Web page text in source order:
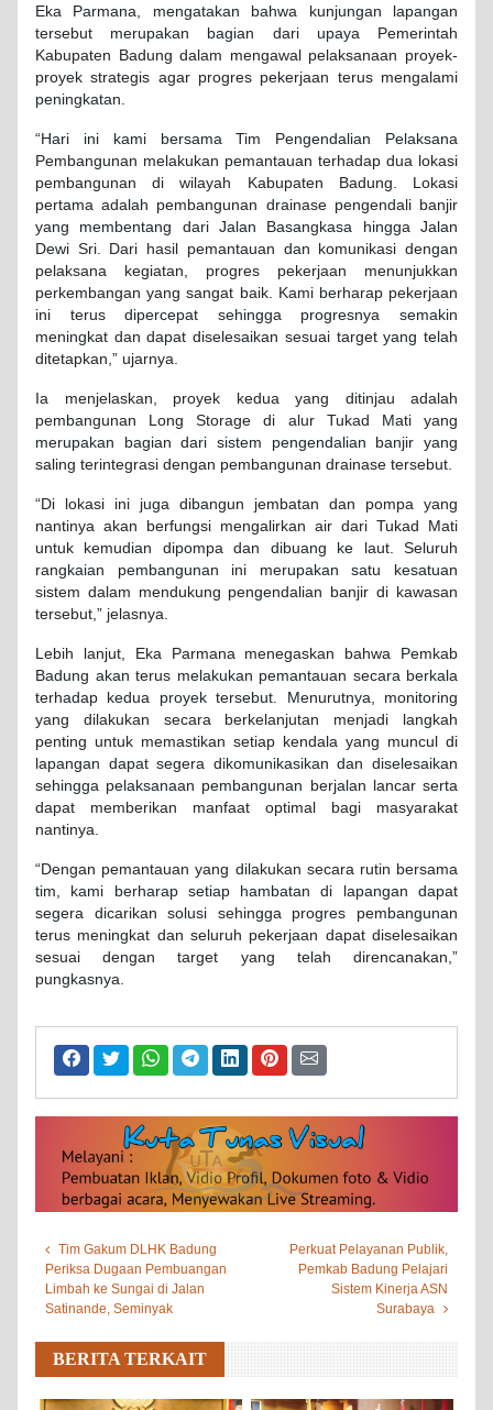
Eka Parmana, mengatakan bahwa kunjungan lapangan
tersebut merupakan bagian dari upaya Pemerintah
Kabupaten Badung dalam mengawal pelaksanaan proyek-
proyek strategis agar progres pekerjaan terus mengalami
peningkatan.
“Hari ini kami bersama Tim Pengendalian Pelaksana
Pembangunan melakukan pemantauan terhadap dua lokasi
pembangunan di wilayah Kabupaten Badung. Lokasi
pertama adalah pembangunan drainase pengendali banjir
yang membentang dari Jalan Basangkasa hingga Jalan
Dewi Sri. Dari hasil pemantauan dan komunikasi dengan
pelaksana kegiatan, progres pekerjaan menunjukkan
perkembangan yang sangat baik. Kami berharap pekerjaan
ini terus dipercepat sehingga progresnya semakin
meningkat dan dapat diselesaikan sesuai target yang telah
ditetapkan,” ujarnya.
Ia menjelaskan, proyek kedua yang ditinjau adalah
pembangunan Long Storage di alur Tukad Mati yang
merupakan bagian dari sistem pengendalian banjir yang
saling terintegrasi dengan pembangunan drainase tersebut.
“Di lokasi ini juga dibangun jembatan dan pompa yang
nantinya akan berfungsi mengalirkan air dari Tukad Mati
untuk kemudian dipompa dan dibuang ke laut. Seluruh
rangkaian pembangunan ini merupakan satu kesatuan
sistem dalam mendukung pengendalian banjir di kawasan
tersebut,” jelasnya.
Lebih lanjut, Eka Parmana menegaskan bahwa Pemkab
Badung akan terus melakukan pemantauan secara berkala
terhadap kedua proyek tersebut. Menurutnya, monitoring
yang dilakukan secara berkelanjutan menjadi langkah
penting untuk memastikan setiap kendala yang muncul di
lapangan dapat segera dikomunikasikan dan diselesaikan
sehingga pelaksanaan pembangunan berjalan lancar serta
dapat memberikan manfaat optimal bagi masyarakat
nantinya.
“Dengan pemantauan yang dilakukan secara rutin bersama
tim, kami berharap setiap hambatan di lapangan dapat
segera dicarikan solusi sehingga progres pembangunan
terus meningkat dan seluruh pekerjaan dapat diselesaikan
sesuai dengan target yang telah direncanakan,”
pungkasnya.
Tim Gakum DLHK Badung
Periksa Dugaan Pembuangan
Limbah ke Sungai di Jalan
Satinande, Seminyak
Perkuat Pelayanan Publik,
Pemkab Badung Pelajari
Sistem Kinerja ASN
Surabaya
BERITA TERKAIT